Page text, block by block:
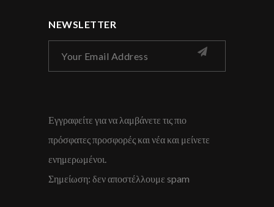
NEWSLETTER
Εγγραφείτε για να λαμβάνετε τις πιο
πρόσφατες προσφορές και νέα και μείνετε
ενημερωμένοι.
Σημείωση: δεν αποστέλλουμε spam